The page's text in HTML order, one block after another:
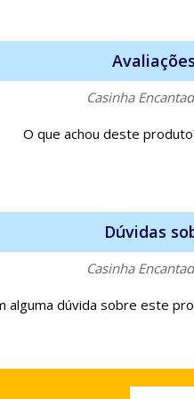
Casinha
O que achou deste
Dúvidas
Casinha
alguma dúvida sobre este